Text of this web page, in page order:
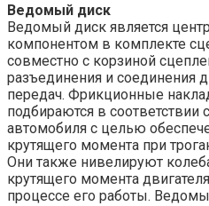
Ведомый диск
Ведомый диск является
компонентом в комплекте
совместно с корзиной
разъединения и соединения
передач. Фрикционные
подбираются в соответствии
автомобиля с целью
крутящего момента при
Они также нивелируют
крутящего момента
процессе его работы.